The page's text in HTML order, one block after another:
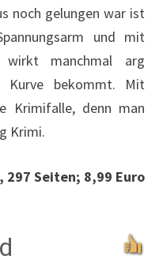
noch gelungen war ist
und mit
manchmal arg
Kurve bekommt. Mit
Krimifalle, denn man
Krimi.
297 Seiten; 8,99 Euro